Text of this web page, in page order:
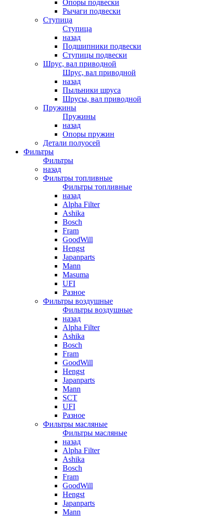
Опоры подвески
Рычаги подвески
Ступица
Ступица
назад
Подшипники подвески
Ступицы подвески
Шрус, вал приводной
Шрус, вал приводной
назад
Пыльники шруса
Шрусы, вал приводной
Пружины
Пружины
назад
Опоры пружин
Детали полуосей
Фильтры
Фильтры
назад
Фильтры топливные
Фильтры топливные
назад
Alpha Filter
Ashika
Bosch
Fram
GoodWill
Hengst
Japanparts
Mann
Masuma
UFI
Разное
Фильтры воздушные
Фильтры воздушные
назад
Alpha Filter
Ashika
Bosch
Fram
GoodWill
Hengst
Japanparts
Mann
SCT
UFI
Разное
Фильтры масляные
Фильтры масляные
назад
Alpha Filter
Ashika
Bosch
Fram
GoodWill
Hengst
Japanparts
Mann